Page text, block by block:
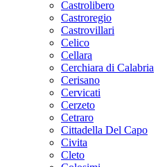
Castrolibero
Castroregio
Castrovillari
Celico
Cellara
Cerchiara di Calabria
Cerisano
Cervicati
Cerzeto
Cetraro
Cittadella Del Capo
Civita
Cleto